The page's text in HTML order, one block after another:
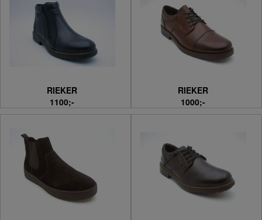
RIEKER
1100;-
RIEKER
1000;-